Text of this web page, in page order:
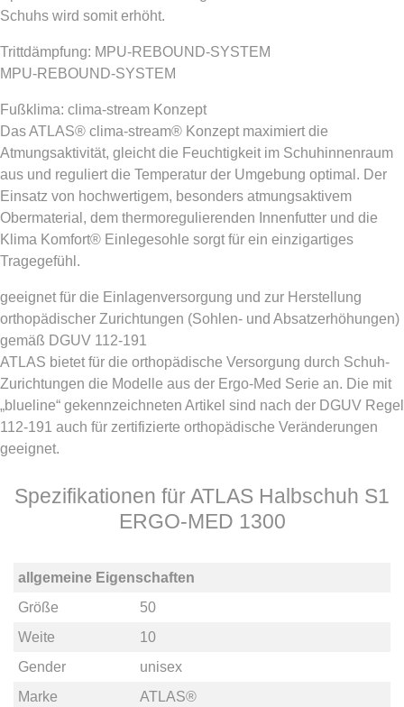
Schuhs wird somit erhöht.
Trittdämpfung: MPU-REBOUND-SYSTEM
MPU-REBOUND-SYSTEM
Fußklima: clima-stream Konzept
Das ATLAS® clima-stream® Konzept maximiert die
Atmungsaktivität, gleicht die Feuchtigkeit im Schuhinnenraum
aus und reguliert die Temperatur der Umgebung optimal. Der
Einsatz von hochwertigem, besonders atmungsaktivem
Obermaterial, dem thermoregulierenden Innenfutter und die
Klima Komfort® Einlegesohle sorgt für ein einzigartiges
Tragegefühl.
geeignet für die Einlagenversorgung und zur Herstellung
orthopädischer Zurichtungen (Sohlen- und Absatzerhöhungen)
gemäß DGUV 112-191
ATLAS bietet für die orthopädische Versorgung durch Schuh-
Zurichtungen die Modelle aus der Ergo-Med Serie an. Die mit
„blueline“ gekennzeichneten Artikel sind nach der DGUV Regel
112-191 auch für zertifizierte orthopädische Veränderungen
geeignet.
Spezifikationen für ATLAS Halbschuh S1
ERGO-MED 1300
allgemeine Eigenschaften
Größe
50
Weite
10
Gender
unisex
Marke
ATLAS®